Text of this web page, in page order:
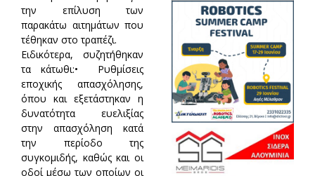
την επίλυση των
παρακάτω αιτημάτων που
τέθηκαν στο τραπέζι.
Ειδικότερα, συζητήθηκαν
τα κάτωθι:• Ρυθμίσεις
εποχικής απασχόλησης,
όπου και εξετάστηκαν η
δυνατότητα ευελιξίας
στην απασχόληση κατά
την περίοδο της
συγκομιδής, καθώς και οι
οδοί μέσω των οποίων οι